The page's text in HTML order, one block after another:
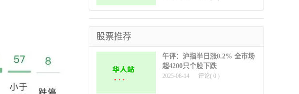
股票推荐
午评：沪指半日涨0.2% 全市场
超4200只个股下跌
2025-08-14 评论( 0 )